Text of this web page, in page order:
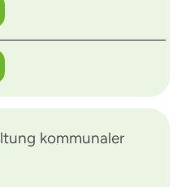
kommunaler